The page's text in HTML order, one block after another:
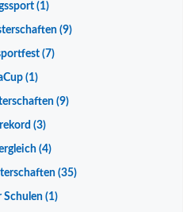
(1)
(9)
(7)
(1)
(9)
(3)
(4)
(35)
Schulen(1)